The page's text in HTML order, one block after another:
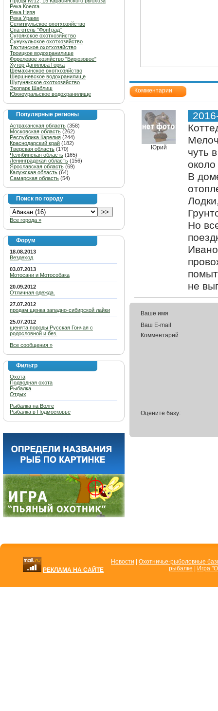
Река Коелга
Река Нязя
Река Ураим
Селиткульское охотхозяйство
Спа-отель "ФонГрад"
Сугоякское охотхозяйство
Сунукульское охотхозяйство
Тахтинское охотхозяйство
Троицкое водохранилище
Форелевое хозяйство "Бирюзовое"
Хутор Данилова Горка
Шемахинское охотхозяйство
Шершневское водохранилище
Шугунякское охотхозяйство
Экопарк Шаблиш
Южноуральское водохранилище
Популярные регионы
Астраханская область (358)
Московская область (262)
Республика Карелия (244)
Краснодарский край (182)
Тверская область (170)
Челябинская область (165)
Ленинградская область (156)
Ярославская область (69)
Калужская область (64)
Самарская область (54)
Поиск по городу
Все города »
Форум
18.08.2013
Вездеход
03.07.2013
Мотосани и Мотособака
20.09.2012
Отличная одежда.
27.07.2012
продам щенка западно-сибирской лайки
25.07.2012
щенята породы Русская Гончая с
родословной и без.
Все сообщения »
Фильтр
Охота
Подводная охота
Рыбалка
Отдых
Рыбалка на Волге
Рыбалка в Подмосковье
Комментарии
Юрий
чуть
В
Но
не
Ваше имя
Ваш E-mail
Комментарий
Оцените базу:
РЕКЛАМА НА САЙТЕ
Новости
Охотничье-рыболовные
рыбалке
Игра